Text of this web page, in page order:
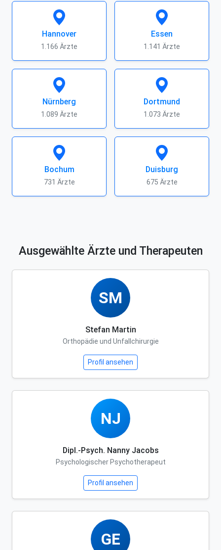
Hannover
1.166 Ärzte
Essen
1.141 Ärzte
Nürnberg
1.089 Ärzte
Dortmund
1.073 Ärzte
Bochum
731 Ärzte
Duisburg
675 Ärzte
Ausgewählte Ärzte und Therapeuten
SM
Stefan Martin
Orthopädie und Unfallchirurgie
Profil ansehen
NJ
Dipl.-Psych. Nanny Jacobs
Psychologischer Psychotherapeut
Profil ansehen
GE